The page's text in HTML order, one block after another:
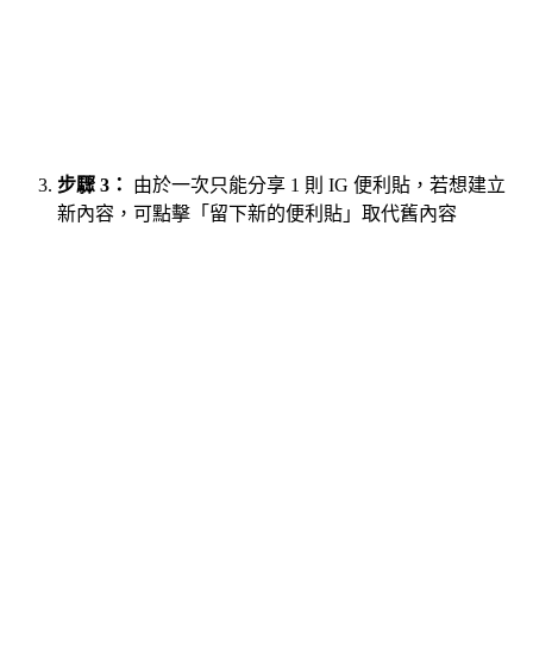
步驟 3：
由於一次只能分享 1 則 IG 便利貼，若想建立
新內容，可點擊「留下新的便利貼」取代舊內容